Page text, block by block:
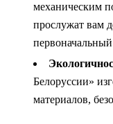
механическим
прослужат вам
Белоруссии»
материалов,